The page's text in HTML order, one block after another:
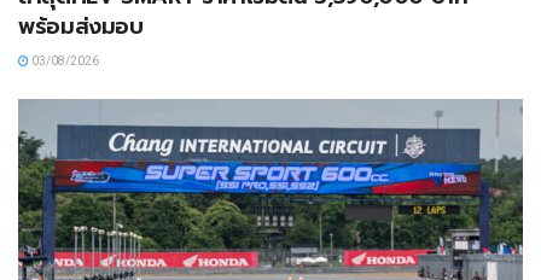
พร้อมส่งมอบ
03/08/2026